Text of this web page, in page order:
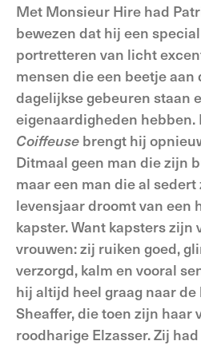
Met Monsieur Hire had
bewezen dat hij een
portretteren van licht
mensen die een beetje aan
dagelijkse gebeuren staan
eigenaardigheden hebben.
Coiffeuse brengt hij
Ditmaal geen man die zijn
maar een man die al
levensjaar droomt van een
kapster. Want kapsters zijn
vrouwen: zij ruiken goed,
verzorgd, kalm en vooral
hij altijd heel graag naar
Sheaffer, die toen zijn haar
roodharige Elzasser. Zij